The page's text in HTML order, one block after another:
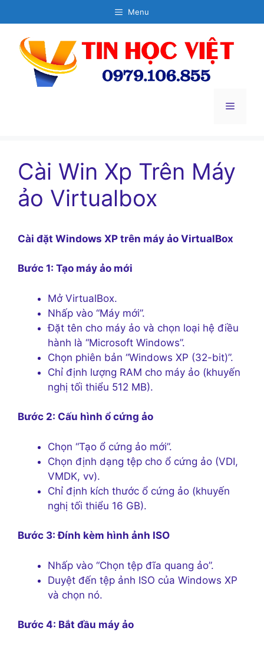
đến
dung
Menu
Menu
Cài Win Xp Trên Máy
ảo Virtualbox
Cài đặt Windows XP trên máy ảo VirtualBox
Bước 1: Tạo máy ảo mới
Mở VirtualBox.
Nhấp vào “Máy mới”.
Đặt tên cho máy ảo và chọn loại hệ điều
hành là “Microsoft Windows”.
Chọn phiên bản “Windows XP (32-bit)”.
Chỉ định lượng RAM cho máy ảo (khuyến
nghị tối thiểu 512 MB).
Bước 2: Cấu hình ổ cứng ảo
Chọn “Tạo ổ cứng ảo mới”.
Chọn định dạng tệp cho ổ cứng ảo (VDI,
VMDK, vv).
Chỉ định kích thước ổ cứng ảo (khuyến
nghị tối thiểu 16 GB).
Bước 3: Đính kèm hình ảnh ISO
Nhấp vào “Chọn tệp đĩa quang ảo”.
Duyệt đến tệp ảnh ISO của Windows XP
và chọn nó.
Bước 4: Bắt đầu máy ảo